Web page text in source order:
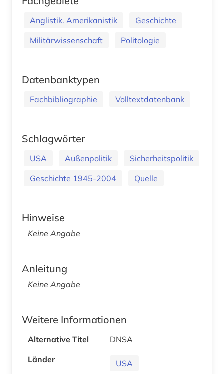
Anglistik. Amerikanistik
Geschichte
Militärwissenschaft
Politologie
Datenbanktypen
Fachbibliographie Volltextdatenbank
Schlagwörter
USA Außenpolitik
Sicherheitspolitik
Geschichte 1945-2004
Quelle
Hinweise
Keine Angabe
Anleitung
Keine Angabe
Weitere Informationen
Alternative Titel
DNSA
Länder
USA